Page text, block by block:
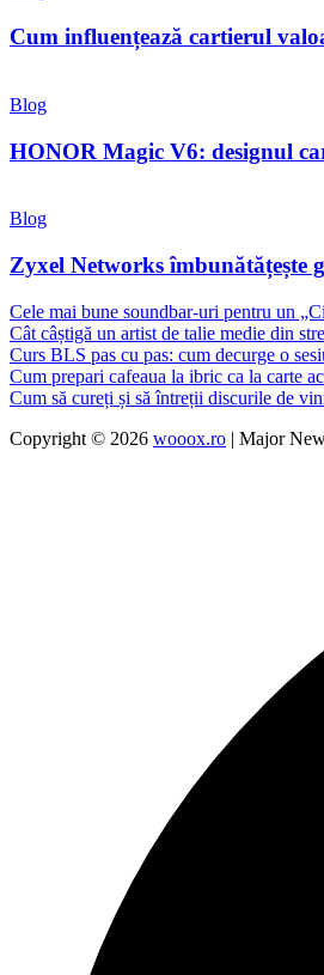
Cum influențează cartierul
Blog
HONOR Magic V6: designul
Blog
Zyxel Networks îmbunătățește
Cele mai bune soundbar-uri pentru un
Cât câștigă un artist de talie medie din
Curs BLS pas cu pas: cum decurge o
Cum prepari cafeaua la ibric ca la carte
Cum să cureți și să întreții discurile de
Copyright © 2026 wooox.ro | Major